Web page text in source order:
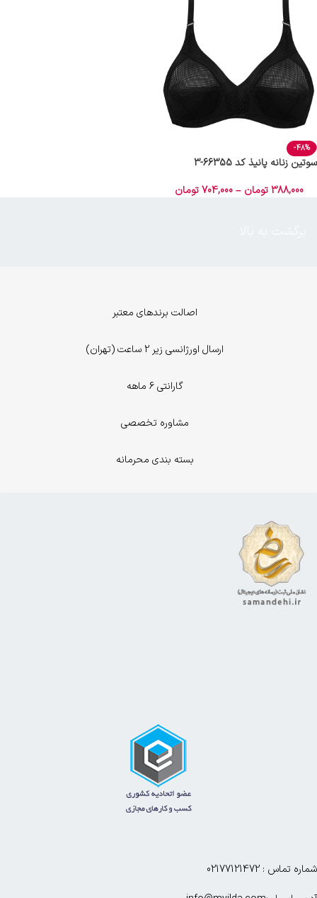
-48%
سوتین زنانه پانیذ کد 66355-3
388,000 تومان –
704,000 تومان
اصالت برندهای معتبر
ارسال اورژانسی زیر 2 ساعت (تهران)
گارانتی 6 ماهه
مشاوره تخصصی
بسته بندی محرمانه
شماره تماس : 02177121472